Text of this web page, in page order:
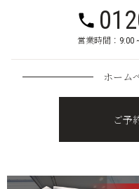
営業時間：9:00
ホーム
ご予